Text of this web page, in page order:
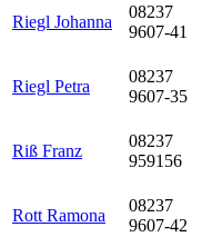
Riegl Johanna
08237
9607-41
Riegl Petra
08237
9607-35
Riß Franz
08237
959156
Rott Ramona
08237
9607-42